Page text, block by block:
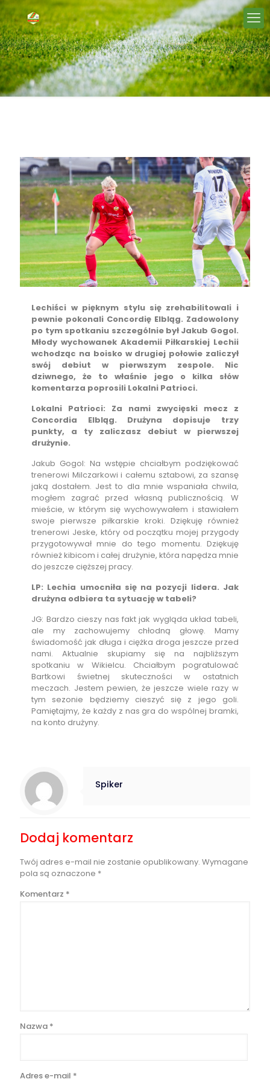
Lechiści w pięknym stylu się zrehabilitowali i
pewnie pokonali Concordię Elbląg. Zadowolony
po tym spotkaniu szczególnie był Jakub Gogol.
Młody wychowanek Akademii Piłkarskiej Lechii
wchodząc na boisko w drugiej połowie zaliczył
swój debiut w pierwszym zespole. Nic
dziwnego, że to właśnie jego o kilka słów
komentarza poprosili Lokalni Patrioci.
Lokalni Patrioci: Za nami zwycięski mecz z
Concordia Elbląg. Drużyna dopisuje trzy
punkty, a ty zaliczasz debiut w pierwszej
drużynie.
Jakub Gogol: Na wstępie chciałbym podziękować
trenerowi Milczarkowi i całemu sztabowi, za szansę
jaką dostałem. Jest to dla mnie wspaniała chwila,
mogłem zagrać przed własną publicznością. W
mieście, w którym się wychowywałem i stawiałem
swoje pierwsze piłkarskie kroki. Dziękuję również
trenerowi Jeske, który od początku mojej przygody
przygotowywał mnie do tego momentu. Dziękuję
również kibicom i całej drużynie, która napędza mnie
do jeszcze cięższej pracy.
LP: Lechia umocniła się na pozycji lidera. Jak
drużyna odbiera ta sytuację w tabeli?
JG: Bardzo cieszy nas fakt jak wygląda układ tabeli,
ale my zachowujemy chłodną głowę. Mamy
świadomość jak długa i ciężka droga jeszcze przed
nami. Aktualnie skupiamy się na najbliższym
spotkaniu w Wikielcu. Chciałbym pogratulować
Bartkowi świetnej skuteczności w ostatnich
meczach. Jestem pewien, że jeszcze wiele razy w
tym sezonie będziemy cieszyć się z jego goli.
Pamiętajmy, że każdy z nas gra do wspólnej bramki,
na konto drużyny.
Spiker
Dodaj komentarz
Twój adres e-mail nie zostanie opublikowany. Wymagane
pola są oznaczone *
Komentarz *
Nazwa *
Adres e-mail *